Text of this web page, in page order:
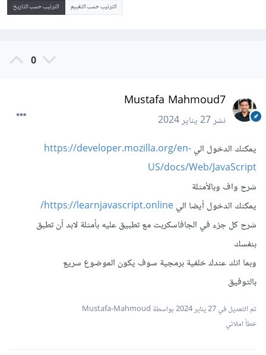
الترتيب حسب التقييم الترتيب حسب التاريخ
0
Mustafa Mahmoud7
نشر27 يناير 2024
يمكنك الدخول اليhttps://developer.mozilla.org/en-
US/docs/Web/JavaScript
شرح واف وبالأمثلة
يمكنك الدخول أيضا اليhttps://learnjavascript.online/
شرح كل جزء في الجافاسكربت مع تطبيق عليه بأمثلة لابد أن تطبق
بنفسك
وبما انك عندك خلفية برمجية سوف يكون الموضوع سريع
بالتوفيق
تم التعديل في27 يناير 2024
بواسطة Mustafa-Mahmoud
خطأ املائي